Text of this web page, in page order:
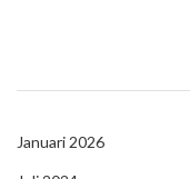
Januari 2026